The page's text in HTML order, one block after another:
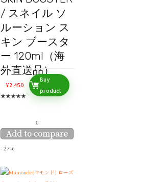
/ スネイル ソ
ルーション ス
キン ブースタ
ー 120ml（海
外直送品）
★★★★★
¥2,450
Buy
product
0
Add to compare
- 27%